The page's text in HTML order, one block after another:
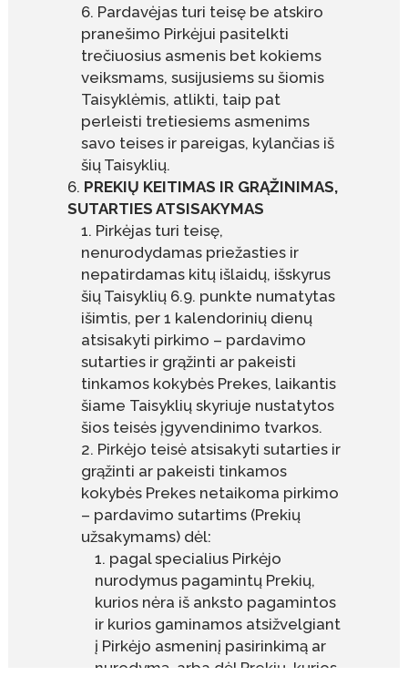
Pardavėjas turi teisę be atskiro
pranešimo Pirkėjui pasitelkti
trečiuosius asmenis bet kokiems
veiksmams, susijusiems su šiomis
Taisyklėmis, atlikti, taip pat
perleisti tretiesiems asmenims
savo teises ir pareigas, kylančias iš
šių Taisyklių.
PREKIŲ KEITIMAS IR GRĄŽINIMAS,
SUTARTIES ATSISAKYMAS
Pirkėjas turi teisę,
nenurodydamas priežasties ir
nepatirdamas kitų išlaidų, išskyrus
šių Taisyklių 6.9. punkte numatytas
išimtis, per 1 kalendorinių dienų
atsisakyti pirkimo – pardavimo
sutarties ir grąžinti ar pakeisti
tinkamos kokybės Prekes, laikantis
šiame Taisyklių skyriuje nustatytos
šios teisės įgyvendinimo tvarkos.
Pirkėjo teisė atsisakyti sutarties ir
grąžinti ar pakeisti tinkamos
kokybės Prekes netaikoma pirkimo
– pardavimo sutartims (Prekių
užsakymams) dėl:
pagal specialius Pirkėjo
nurodymus pagamintų Prekių,
kurios nėra iš anksto pagamintos
ir kurios gaminamos atsižvelgiant
į Pirkėjo asmeninį pasirinkimą ar
nurodymą, arba dėl Prekių, kurios